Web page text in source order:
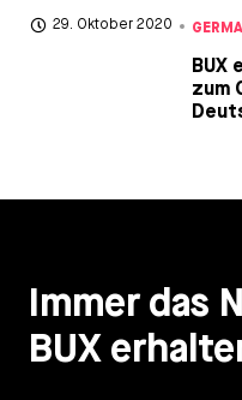
29. Oktober 2020
BUX
zum
Immer das
BUX